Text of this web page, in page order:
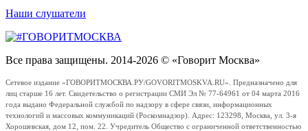
Наши слушатели
Все права защищены. 2014-2026 © «Говорит Москва»
Сетевое издание «ГОВОРИТМОСКВА.РУ/GOVORITMOSKVA.RU». Предназначено для
лиц старше 16 лет. Свидетельство о регистрации СМИ Эл № 77-64961 от 04 марта 2016
года выдано Федеральной службой по надзору в сфере связи, информационных
технологий и массовых коммуникаций (Роскомнадзор). Адрес: 123298, Москва, ул. 3-я
Хорошевская, дом 12, пом. 22. Учредитель Общество с ограниченной ответственностью